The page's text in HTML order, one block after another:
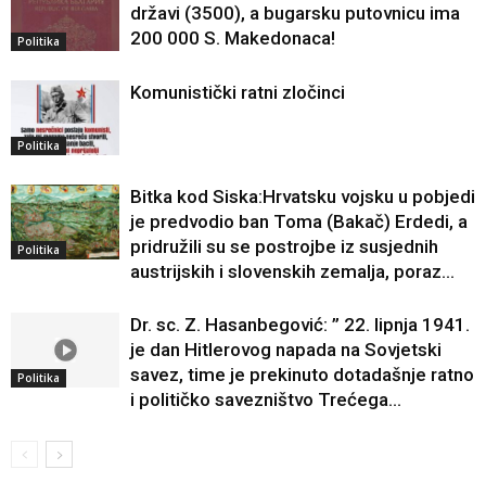
Politika
državi (3500), a bugarsku putovnicu ima
200 000 S. Makedonaca!
Politika
Komunistički ratni zločinci
Politika
Bitka kod Siska:Hrvatsku vojsku u pobjedi
je predvodio ban Toma (Bakač) Erdedi, a
pridružili su se postrojbe iz susjednih
austrijskih i slovenskih zemalja, poraz...
Politika
Dr. sc. Z. Hasanbegović: ” 22. lipnja 1941.
je dan Hitlerovog napada na Sovjetski
savez, time je prekinuto dotadašnje ratno
i političko savezništvo Trećega...